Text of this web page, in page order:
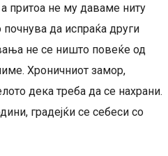
притоа не му даваме ниту
да испраќа други
не се ништо повеќе од
Хроничниот замор,
дека треба да се нахрани.
градејќи се себеси со